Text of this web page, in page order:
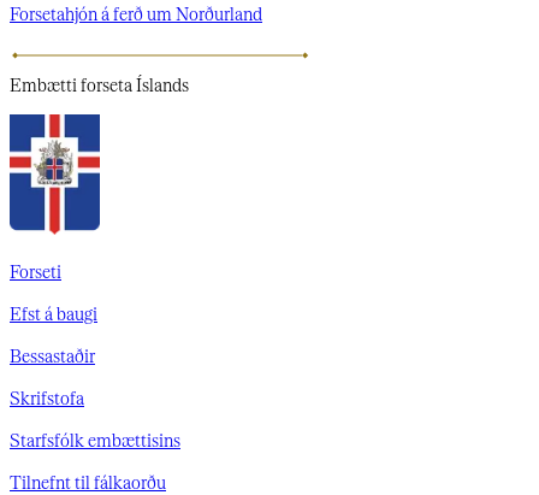
Forsetahjón á ferð um Norðurland
Embætti forseta Íslands
Forseti
Efst á baugi
Bessastaðir
Skrifstofa
Starfsfólk embættisins
Tilnefnt til fálkaorðu